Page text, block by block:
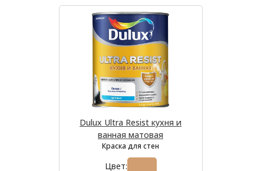
Dulux Ultra Resist кухня и
ванная матовая
Краска для стен
Цвет: